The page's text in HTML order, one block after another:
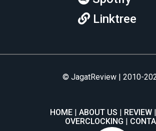
Linktree
© JagatReview | 2010-
HOME ABOUT US REVIEW
OVERCLOCKING